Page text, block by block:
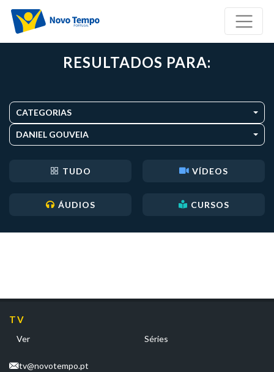
RESULTADOS PARA:
CATEGORIAS
DANIEL GOUVEIA
TUDO VÍDEOS
ÁUDIOS CURSOS
TV
Ver Séries
tv@novotempo.pt